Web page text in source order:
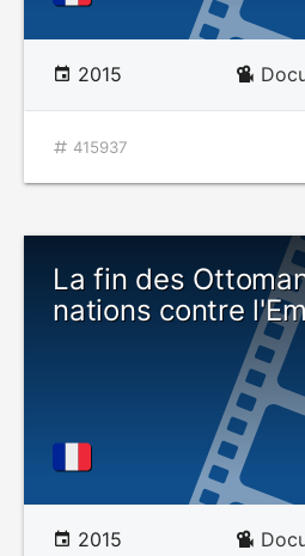
2015
415937
La fin des
nations contre
2015